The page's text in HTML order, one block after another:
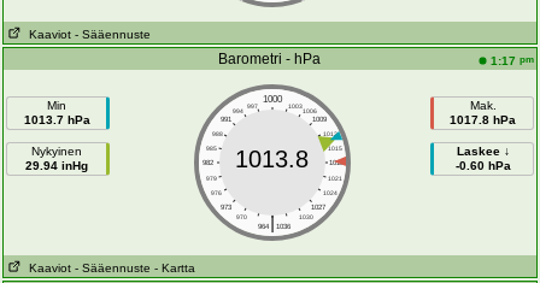
Kaaviot - Sääennuste
Barometri - hPa 1:17 pm
Min
1013.7 hPa
Nykyinen
29.94 inHg
1000
997 1003
994
1006
991
1009
988
1012
985
1015
982
1018
979
1021
976
1024
973
1027
970
1030
|
964 1036
1013.8
Mak.
1017.8 hPa
Laskee ↓
-0.60 hPa
Kaaviot - Sääennuste - Kartta